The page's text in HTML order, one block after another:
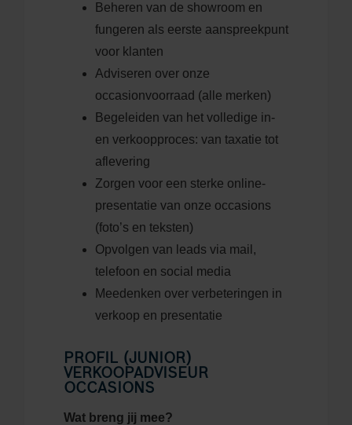
Beheren van de showroom en
fungeren als eerste aanspreekpunt
voor klanten
Adviseren over onze
occasionvoorraad (alle merken)
Begeleiden van het volledige in-
en verkoopproces: van taxatie tot
aflevering
Zorgen voor een sterke online-
presentatie van onze occasions
(foto’s en teksten)
Opvolgen van leads via mail,
telefoon en social media
Meedenken over verbeteringen in
verkoop en presentatie
PROFIL (JUNIOR)
VERKOOPADVISEUR
OCCASIONS
Wat breng jij mee?